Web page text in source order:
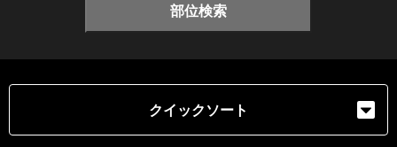
部位検索
クイックソート